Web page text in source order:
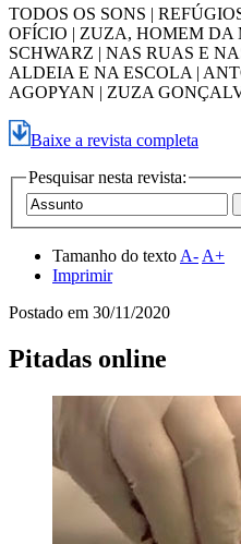
TODOS OS SONS |
OFÍCIO | ZUZA, HOMEM DA
SCHWARZ | NAS RUAS E
ALDEIA E NA ESCOLA |
AGOPYAN | ZUZA
Baixe a revista completa
Pesquisar nesta revista:
Tamanho do texto A- A+
Imprimir
Postado em 30/11/2020
Pitadas online